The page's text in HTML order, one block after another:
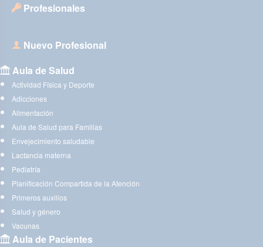
Profesionales
Nuevo Profesional
Aula de Salud
Actividad Física y Deporte
Adicciones
Alimentación
Aula de Salud para Familias
Envejecimiento saludable
Lactancia materna
Pediatría
Planificación Compartida de la Atención
Primeros auxilios
Salud y género
Vacunas
Aula de Pacientes